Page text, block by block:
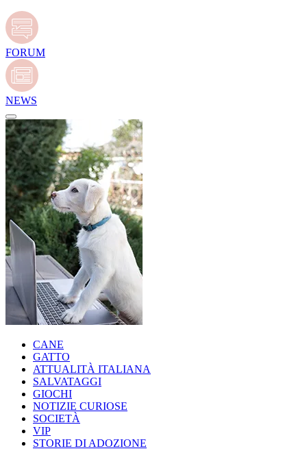
FORUM
NEWS
CANE
GATTO
ATTUALITÀ ITALIANA
SALVATAGGI
GIOCHI
NOTIZIE CURIOSE
SOCIETÀ
VIP
STORIE DI ADOZIONE